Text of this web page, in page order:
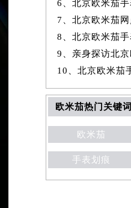
欧米茄热门关键词
欧米茄
手表划痕